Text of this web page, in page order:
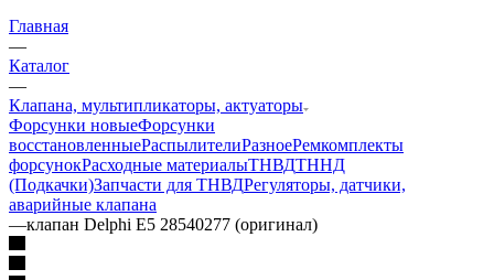
Главная
—
Каталог
—
Клапана, мультипликаторы, актуаторы
Форсунки новыеФорсунки
восстановленныеРаспылителиРазноеРемкомплекты
форсунокРасходные материалыТНВДТННД
(Подкачки)Запчасти для ТНВДРегуляторы, датчики,
аварийные клапана
—клапан Delphi E5 28540277 (оригинал)